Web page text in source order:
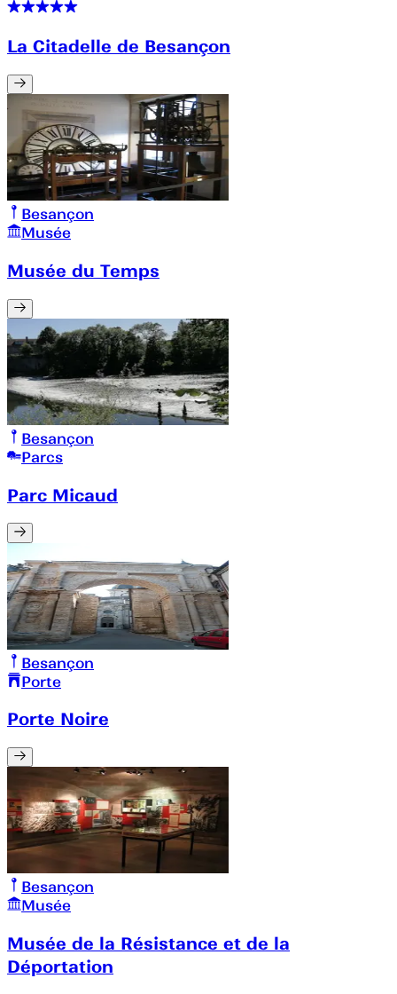
La Citadelle de Besançon
Besançon
Musée
Musée du Temps
Besançon
Parcs
Parc Micaud
Besançon
Porte
Porte Noire
Besançon
Musée
Musée de la Résistance et de la
Déportation